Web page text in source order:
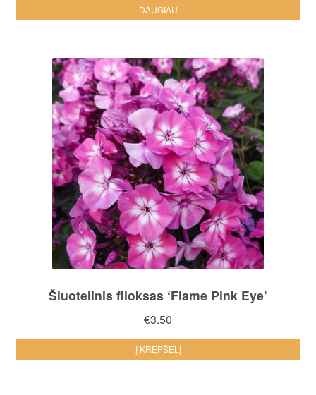
DAUGIAU
Šluotelinis flioksas ‘Flame Pink Eye’
€3.50
Į KREPŠELĮ